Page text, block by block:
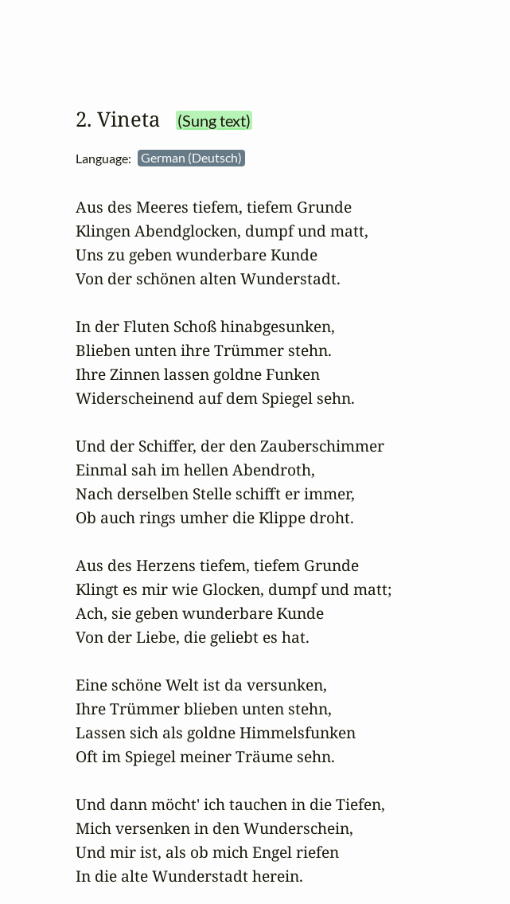
2. Vineta (Sung text)
Language: German (Deutsch)
Aus des Meeres tiefem, tiefem Grunde
Klingen Abendglocken, dumpf und matt,
Uns zu geben wunderbare Kunde
Von der schönen alten Wunderstadt.
In der Fluten Schoß hinabgesunken,
Blieben unten ihre Trümmer stehn.
Ihre Zinnen lassen goldne Funken
Widerscheinend auf dem Spiegel sehn.
Und der Schiffer, der den Zauberschimmer
Einmal sah im hellen Abendroth,
Nach derselben Stelle schifft er immer,
Ob auch rings umher die Klippe droht.
Aus des Herzens tiefem, tiefem Grunde
Klingt es mir wie Glocken, dumpf und matt;
Ach, sie geben wunderbare Kunde
Von der Liebe, die geliebt es hat.
Eine schöne Welt ist da versunken,
Ihre Trümmer blieben unten stehn,
Lassen sich als goldne Himmelsfunken
Oft im Spiegel meiner Träume sehn.
Und dann möcht' ich tauchen in die Tiefen,
Mich versenken in den Wunderschein,
Und mir ist, als ob mich Engel riefen
In die alte Wunderstadt herein.